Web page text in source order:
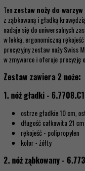
Tenzestaw noży do
z ząbkowaną i gładką
nadaje się do uniwersalnych
w lekką, ergonomiczną
precyzyjny zestaw noży Swiss
w zmywarce i oferuje precyzję
Zestaw zawiera 2 noże:
1. nóż gładki - 6.7708.C1
ostrze gładkie 10 cm,
długość całkowita 21 cm
rękojeść - polipropylen
kolor - żółty
2. nóż ząbkowany -